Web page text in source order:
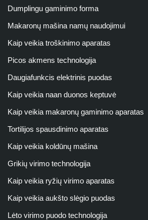
Dumplingu gaminimo forma
Makaronų mašina namų naudojimui
Kaip veikia troškinimo aparatas
Picos akmens technologija
Daugiafunkcis elektrinis puodas
Kaip veikia naan duonos keptuvė
Kaip veikia makaronų gaminimo aparatas
Tortilijos spausdinimo aparatas
Kaip veikia koldūnų mašina
Grikių virimo technologija
Kaip veikia ryžių virimo aparatas
Kaip veikia aukšto slėgio puodas
Lėto virimo puodo technologija